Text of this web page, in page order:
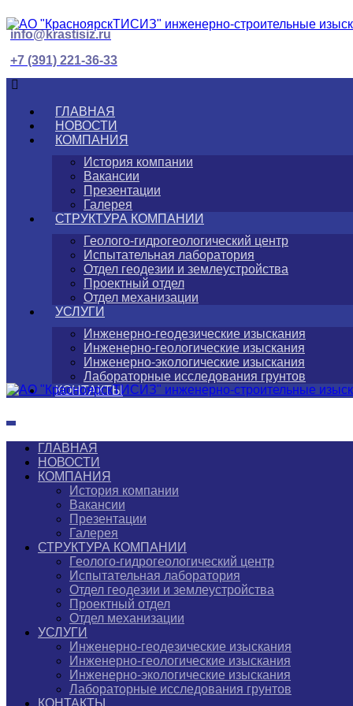
info@krastisiz.ru
+7 (391) 221-36-33
ГЛАВНАЯ
НОВОСТИ
КОМПАНИЯ
История компании
Вакансии
Презентации
Галерея
СТРУКТУРА КОМПАНИИ
Геолого-гидрогеологический центр
Испытательная лаборатория
Отдел геодезии и землеустройства
Проектный отдел
Отдел механизации
УСЛУГИ
Инженерно-геодезические изыскания
Инженерно-геологические изыскания
Инженерно-экологические изыскания
Лабораторные исследования грунтов
КОНТАКТЫ
ГЛАВНАЯ
НОВОСТИ
КОМПАНИЯ
История компании
Вакансии
Презентации
Галерея
СТРУКТУРА КОМПАНИИ
Геолого-гидрогеологический центр
Испытательная лаборатория
Отдел геодезии и землеустройства
Проектный отдел
Отдел механизации
УСЛУГИ
Инженерно-геодезические изыскания
Инженерно-геологические изыскания
Инженерно-экологические изыскания
Лабораторные исследования грунтов
КОНТАКТЫ